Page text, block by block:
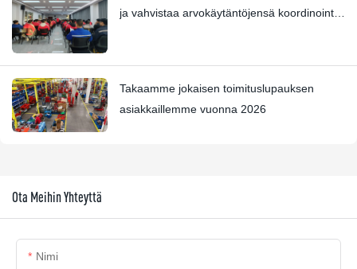
ja vahvistaa arvokäytäntöjensä koordinointia
Takaamme jokaisen toimituslupauksen
asiakkaillemme vuonna 2026
Ota Meihin Yhteyttä
Nimi